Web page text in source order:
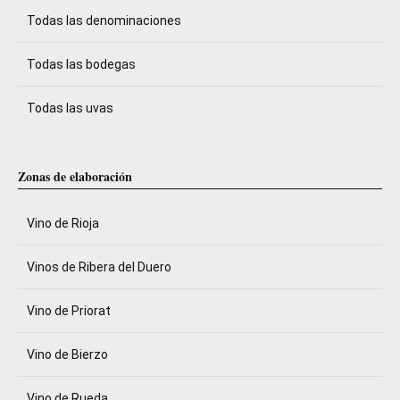
Todas las denominaciones
Todas las bodegas
Todas las uvas
Zonas de elaboración
Vino de Rioja
Vinos de Ribera del Duero
Vino de Priorat
Vino de Bierzo